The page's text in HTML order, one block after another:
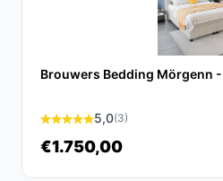
iedereen die zijn slaapkamer
luxe bed dat praktische
Ontdek alle specificaties en
behoeften!
Brouwers Bedding Mörgenn
5,0(3)
€1.750,00